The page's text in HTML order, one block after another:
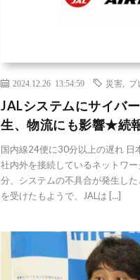
2024.12.26 13:54:59 災害 プ
JALシステムにサイバ
生、物流にも影響★続
国内線24便に30分以上の遅れ 日
社内外を接続しているネットワ
分、システムの不具合が発生し
を受けたもようで、JALは […]